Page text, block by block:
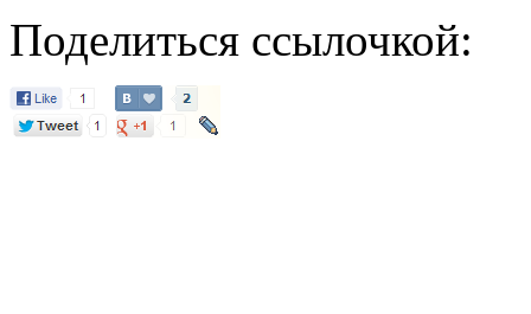
Поделиться ссылочкой: